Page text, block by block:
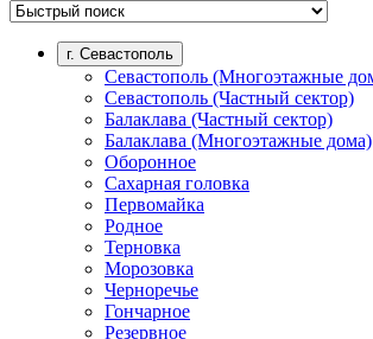
г. Севастополь
Севастополь (Многоэтажные
Севастополь (Частный сектор)
Балаклава (Частный сектор)
Балаклава (Многоэтажные дома)
Оборонное
Сахарная головка
Первомайка
Родное
Терновка
Морозовка
Черноречье
Гончарное
Резервное